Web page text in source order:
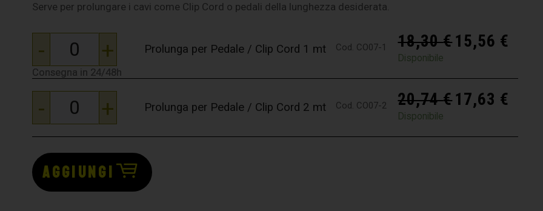
Serve per prolungare i cavi come Clip Cord o pedali della lunghezza desiderata.
- +
Consegna in 24/48h
Prolunga per Pedale / Clip Cord 1 mt Cod. CO07-1 18,30€15,56 €
Disponibile
- +
Consegna in 24/48h
Prolunga per Pedale / Clip Cord 2 mt Cod. CO07-2 20,74€17,63 €
Disponibile
AGGIUNGI